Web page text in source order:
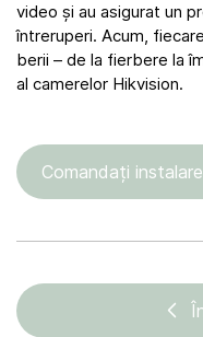
video și au asigurat un
întreruperi. Acum,
berii – de la fierbere la
al camerelor Hikvision.
Comandați